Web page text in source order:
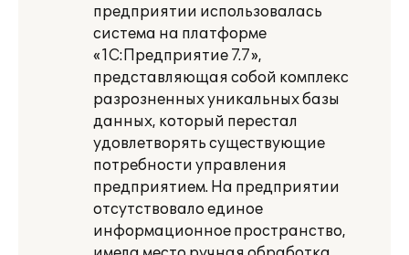
предприятии использовалась
система на платформе
«1С:Предприятие 7.7»,
представляющая собой комплекс
разрозненных уникальных базы
данных, который перестал
удовлетворять существующие
потребности управления
предприятием. На предприятии
отсутствовало единое
информационное пространство,